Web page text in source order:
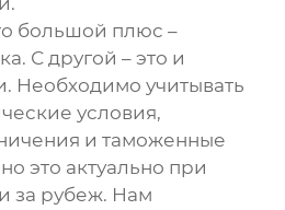
большой плюс –
С другой – это и
Необходимо учитывать
условия,
и таможенные
это актуально при
за рубеж. Нам